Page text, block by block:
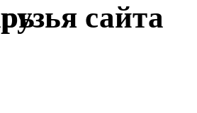
сайта